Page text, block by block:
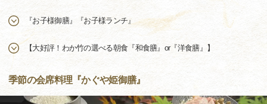
『お子様御膳』『お子様ランチ』
【大好評！わか竹の選べる朝食『和食膳』or『洋食膳』】
季節の会席料理『かぐや姫御膳』